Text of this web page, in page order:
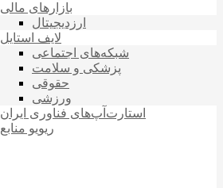
بازارهای مالی
ارزدیجیتال
لایف استایل
شبکه‌های اجتماعی
پزشکی و سلامت
حقوقی
ورزشی
استارت‌آپ‌های فناوری ایران
ریویو منابع